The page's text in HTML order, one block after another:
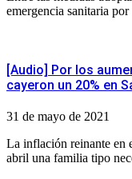
emergencia sanitaria
[Audio] Por los
cayeron un 20% en
31 de mayo de 2021
La inflación reinante en
abril una familia tipo